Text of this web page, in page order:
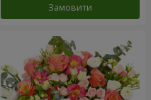
Замовити